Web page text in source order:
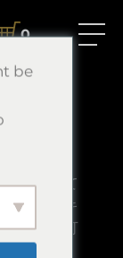
0
すが、全て
いたり、キ
たりする可
be